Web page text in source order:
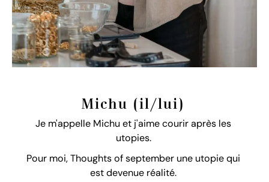
Michu (il/lui)
Je m'appelle Michu et j'aime courir après les
utopies.
Pour moi, Thoughts of september une utopie qui
est devenue réalité.